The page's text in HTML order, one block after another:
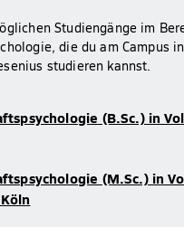
Studiengänge im
die du am Campus
studieren kannst.
(B.Sc.) in
(M.Sc.) in